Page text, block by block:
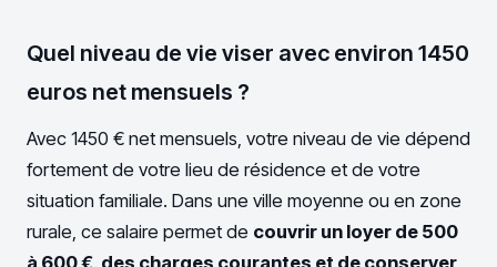
Quel niveau de vie viser avec environ 1450
euros net mensuels ?
Avec 1450 € net mensuels, votre niveau de vie dépend
fortement de votre lieu de résidence et de votre
situation familiale. Dans une ville moyenne ou en zone
rurale, ce salaire permet de couvrir un loyer de 500
à 600 €, des charges courantes et de conserver